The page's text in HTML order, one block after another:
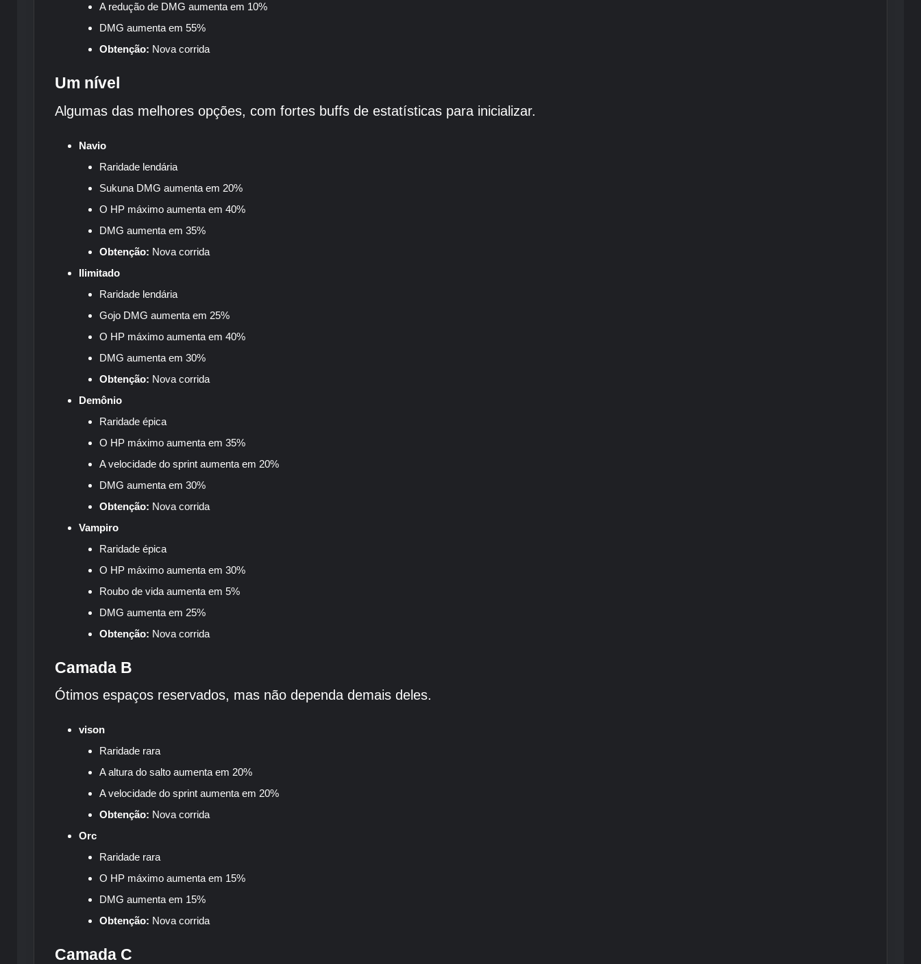
A redução de DMG aumenta em 10%
DMG aumenta em 55%
Obtenção: Nova corrida
Um nível
Algumas das melhores opções, com fortes buffs de estatísticas para inicializar.
Navio
Raridade lendária
Sukuna DMG aumenta em 20%
O HP máximo aumenta em 40%
DMG aumenta em 35%
Obtenção: Nova corrida
Ilimitado
Raridade lendária
Gojo DMG aumenta em 25%
O HP máximo aumenta em 40%
DMG aumenta em 30%
Obtenção: Nova corrida
Demônio
Raridade épica
O HP máximo aumenta em 35%
A velocidade do sprint aumenta em 20%
DMG aumenta em 30%
Obtenção: Nova corrida
Vampiro
Raridade épica
O HP máximo aumenta em 30%
Roubo de vida aumenta em 5%
DMG aumenta em 25%
Obtenção: Nova corrida
Camada B
Ótimos espaços reservados, mas não dependa demais deles.
vison
Raridade rara
A altura do salto aumenta em 20%
A velocidade do sprint aumenta em 20%
Obtenção: Nova corrida
Orc
Raridade rara
O HP máximo aumenta em 15%
DMG aumenta em 15%
Obtenção: Nova corrida
Camada C